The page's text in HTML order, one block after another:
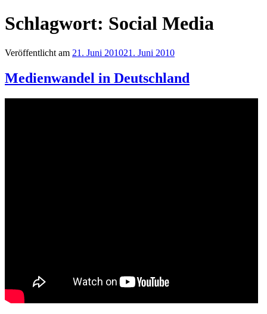
Schlagwort: Social Media
Veröffentlicht am 21. Juni 201021. Juni 2010
Medienwandel in Deutschland